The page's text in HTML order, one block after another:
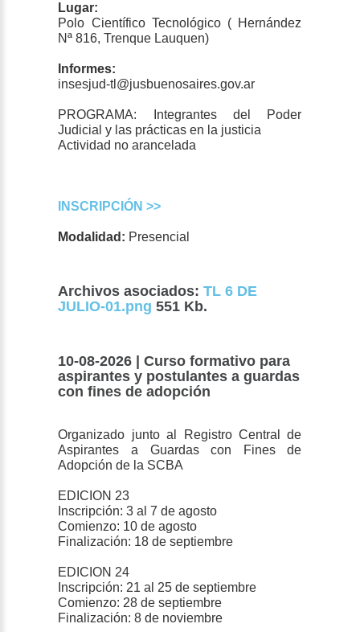
Lugar:
Polo Científico Tecnológico ( Hernández
Nª 816, Trenque Lauquen)
Informes:
insesjud-tl@jusbuenosaires.gov.ar
PROGRAMA: Integrantes del Poder
Judicial y las prácticas en la justicia
Actividad no arancelada
INSCRIPCIÓN >>
Modalidad: Presencial
Archivos asociados: TL 6 DE
JULIO-01.png 551 Kb.
10-08-2026 | Curso formativo para
aspirantes y postulantes a guardas
con fines de adopción
Organizado junto al Registro Central de
Aspirantes a Guardas con Fines de
Adopción de la SCBA
EDICION 23
Inscripción: 3 al 7 de agosto
Comienzo: 10 de agosto
Finalización: 18 de septiembre
EDICION 24
Inscripción: 21 al 25 de septiembre
Comienzo: 28 de septiembre
Finalización: 8 de noviembre